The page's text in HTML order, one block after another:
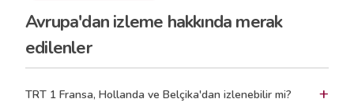
Avrupa'dan izleme hakkında merak
edilenler
TRT 1 Fransa, Hollanda ve Belçika'dan izlenebilir mi? +